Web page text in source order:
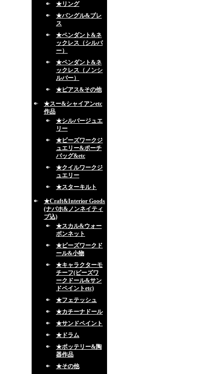
★リング
★バングル&ブレ
ス
★ペンダント&ネ
ックレス（シルバ
ー）
★ペンダント&ネ
ックレス（ノンシ
ルバー）
★ピアス&その他
★スー&シャイアンetc
作品
★シルバージュエ
リー
★ビーズワークジ
ュエリー&ポーチ
バッグ&etc
★クイルワークジ
ュエリー
★スターキルト
★Craft&Interior Goods
(ナバホ&ノンネイティ
ブ込)
★スカル&ウォー
ボンネット
★ビーズワークド
ール&小物
★キャラクターモ
チーフ(ビーズワ
ークドール&サン
ドペイントetc)
★フェテッシュ
★カチーナドール
★サンドペイント
★ドラム
★ポッテリー&陶
器作品
★その他